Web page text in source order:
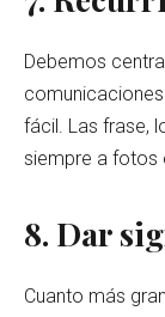
Debemos
fácil. Las frase,
siempre a fotos
8. Dar
Cuanto más